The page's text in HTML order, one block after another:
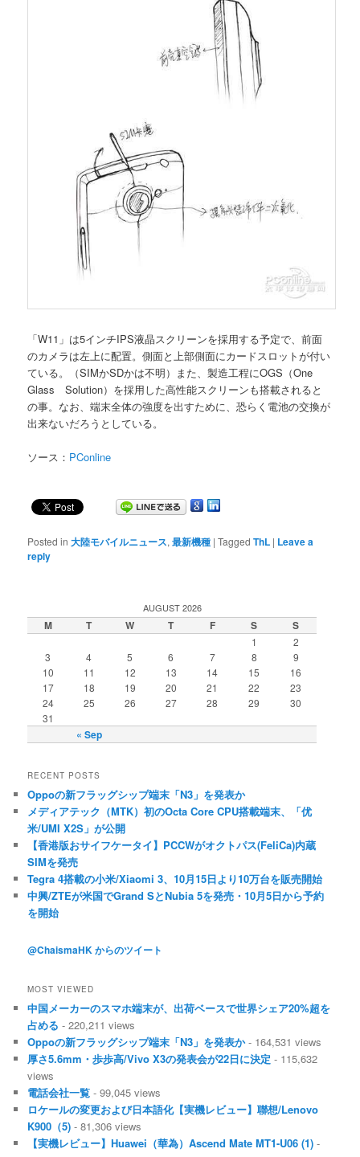
「W11」は5インチIPS液晶スクリーンを採用する予定で、前面
のカメラは左上に配置。側面と上部側面にカードスロットが付い
ている。（SIMかSDかは不明）また、製造工程にOGS（One
Glass Solution）を採用した高性能スクリーンも搭載されると
の事。なお、端末全体の強度を出すために、恐らく電池の交換が
出来ないだろうとしている。
ソース： PConline
Posted in 大陸モバイルニュース,最新機種 |Tagged ThL | Leave a
reply
AUGUST 2026
M T W T F S S
« Sep
1
2
3
4 5 6 7 8
9
10
11 12 13 14 15
16
17
18 19 20 21 22
23
24
25 26 27 28 29
30
31
RECENT POSTS
Oppoの新フラッグシップ端末「N3」を発表か
メディアテック（MTK）初のOcta Core CPU搭載端末、「优
米/UMI X2S」が公開
【香港版おサイフケータイ】PCCWがオクトパス(FeliCa)内蔵
SIMを発売
Tegra 4搭載の小米/Xiaomi 3、10月15日より10万台を販売開始
中興/ZTEが米国でGrand SとNubia 5を発売・10月5日から予約
を開始
@ChaismaHK からのツイート
MOST VIEWED
中国メーカーのスマホ端末が、出荷ベースで世界シェア20%超を
占める - 220,211 views
Oppoの新フラッグシップ端末「N3」を発表か- 164,531 views
厚さ5.6mm・歩歩高/Vivo X3の発表会が22日に決定 - 115,632
views
電話会社一覧 - 99,045 views
ロケールの変更および日本語化【実機レビュー】聯想/Lenovo
K900（5) - 81,306 views
【実機レビュー】Huawei（華為）Ascend Mate MT1-U06 (1) -